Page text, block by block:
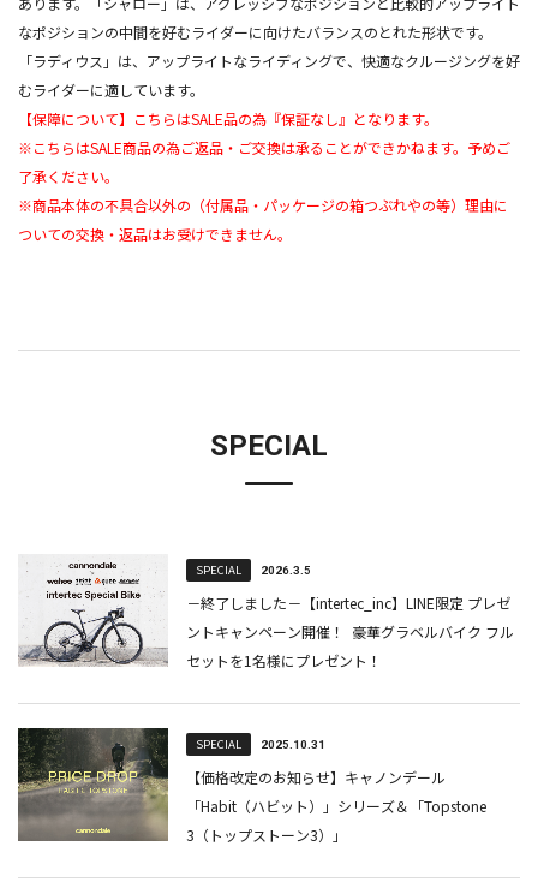
なポジションの中間を好むライダーに向けたバランスのとれた形状です。
「ラディウス」は、アップライトなライディングで、快適なクルージングを好
むライダーに適しています。
【保障について】こちらはSALE品の為『保証なし』となります。
※こちらはSALE商品の為ご返品・ご交換は承ることができかねます。予めご
了承ください。
※商品本体の不具合以外の（付属品・パッケージの箱つぶれやの等）理由に
ついての交換・返品はお受けできません。
SPECIAL